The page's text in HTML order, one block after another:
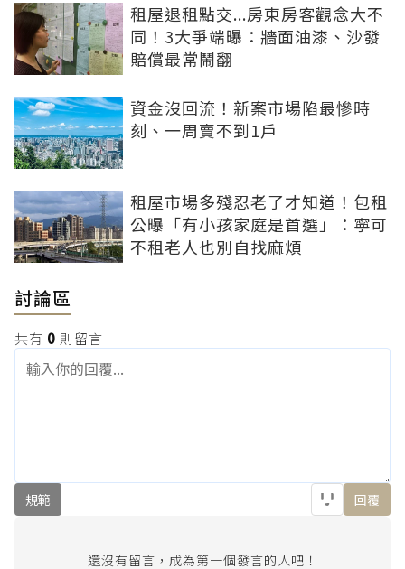
租屋退租點交...房東房客觀念大不
同！3大爭端曝：牆面油漆、沙發
賠償最常鬧翻
資金沒回流！新案市場陷最慘時
刻、一周賣不到1戶
租屋市場多殘忍老了才知道！包租
公曝「有小孩家庭是首選」：寧可
不租老人也別自找麻煩
討論區
共有 0 則留言
規範 回覆
還沒有留言，成為第一個發言的人吧！